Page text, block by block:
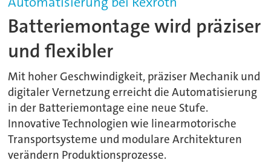
Batteriemontage wird präziser
und flexibler
Mit hoher Geschwindigkeit, präziser Mechanik und
digitaler Vernetzung erreicht die Automatisierung
in der Batteriemontage eine neue Stufe.
Innovative Technologien wie linearmotorische
Transportsysteme und modulare Architekturen
verändern Produktionsprozesse.